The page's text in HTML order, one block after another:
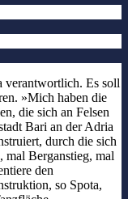
verantwortlich. Es soll
»Mich haben die
die sich an Felsen
Bari an der Adria
durch die sich
mal Berganstieg, mal
den
so Spota,